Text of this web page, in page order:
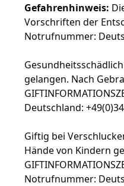
Gefahrenhinweis:
Vorschriften der
Notrufnummer:
gelangen. Nach
Deutschland:
Giftig bei
Hände von Kindern
Notrufnummer: